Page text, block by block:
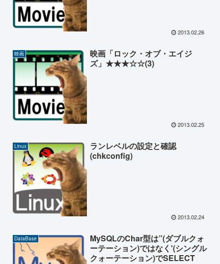
2013.02.26
映画
映画「ロック・オブ・エイジ
ズ」★★★☆☆(3)
2013.02.25
Linux
ランレベルの設定と確認
(chkconfig)
2013.02.24
DataBase
MySQLのChar型は”(ダブルクォ
ーテーション)ではなく'(シングル
クォーテーション)でSELECT